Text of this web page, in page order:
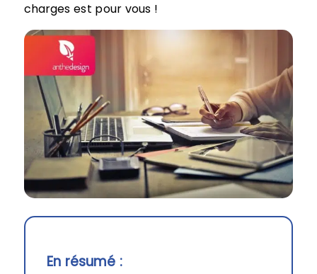
charges est pour vous !
En résumé :